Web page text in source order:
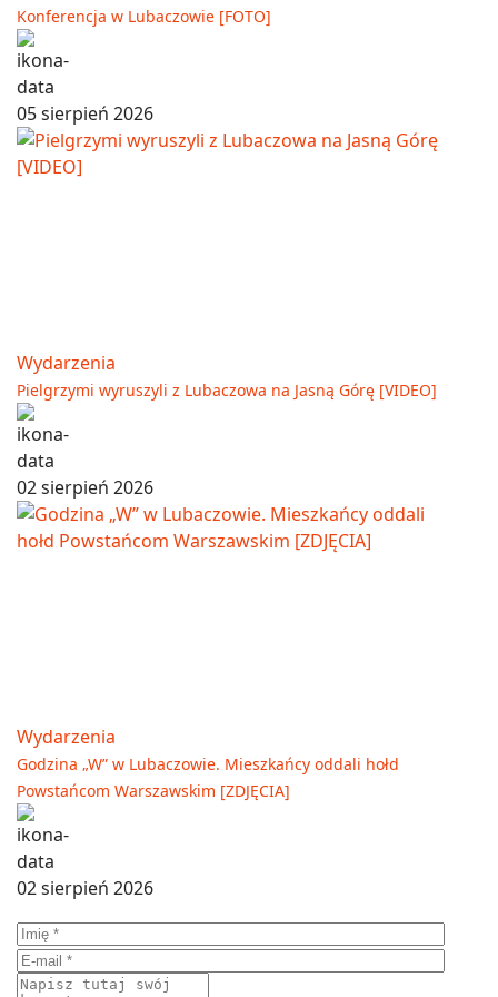
Konferencja w Lubaczowie [FOTO]
05 sierpień 2026
Wydarzenia
Pielgrzymi wyruszyli z Lubaczowa na Jasną Górę [VIDEO]
02 sierpień 2026
Wydarzenia
Godzina „W” w Lubaczowie. Mieszkańcy oddali hołd
Powstańcom Warszawskim [ZDJĘCIA]
02 sierpień 2026